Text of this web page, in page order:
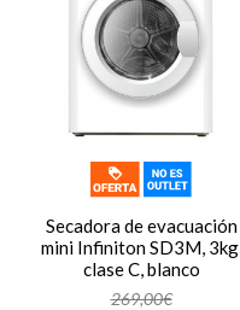
Secadora de evacuación
mini Infiniton SD3M, 3kg,
clase C, blanco
269,00€